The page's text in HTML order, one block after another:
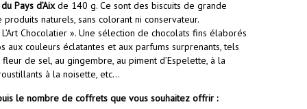
Pays d’Aixde 140 g. Ce sont des biscuits de grande
naturels, sans colorant ni conservateur.
L’Art Chocolatier ». Une sélection de chocolats fins élaborés
aux couleurs éclatantes et aux parfums surprenants, tels
de sel, au gingembre, au piment d’Espelette, à la
à la noisette, etc…
le nombre de coffrets que vous souhaitez offrir :